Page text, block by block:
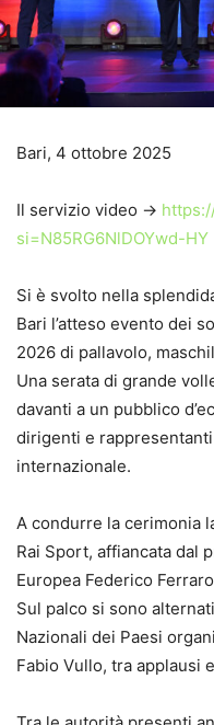
Bari, 4 ottobre 2025
Il servizio video ->
si=N85RG6NlDOYwd-HY
Si è svolto nella
Bari l’atteso evento dei
2026 di pallavolo,
Una serata di grande
davanti a un pubblico
dirigenti e
internazionale.
A condurre la cerimonia
Rai Sport, affiancata dal
Europea Federico
Sul palco si sono
Nazionali dei Paesi
Fabio Vullo, tra applausi